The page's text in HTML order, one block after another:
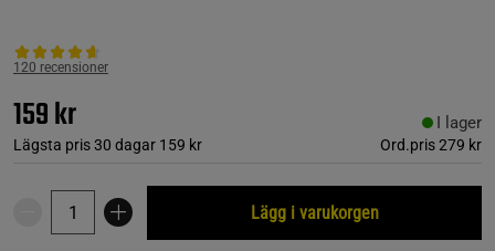
120 recensioner
159 kr
Lägsta pris 30 dagar 159 kr Ord.pris279 kr
I lager
Lägg i varukorgen